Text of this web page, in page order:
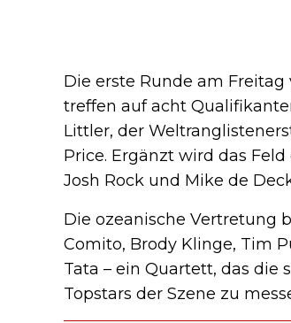
Die erste Runde am
treffen auf acht
Littler, der
Price. Ergänzt wird das
Josh Rock und Mike de
Die ozeanische Vertretung
Comito, Brody Klinge, Tim
Tata – ein Quartett, das die
Topstars der Szene zu